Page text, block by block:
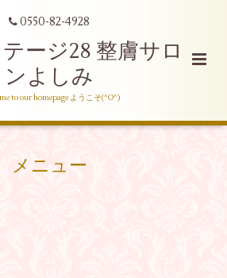
0550-82-4928
ージ28 整膚サロ
ンよしみ
to our homepage ようこそ(^O^)
メニュー